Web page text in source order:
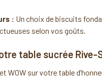
: Un choix de biscuits
selon vos goûts.
table sucrée Rive-
WOW sur votre table